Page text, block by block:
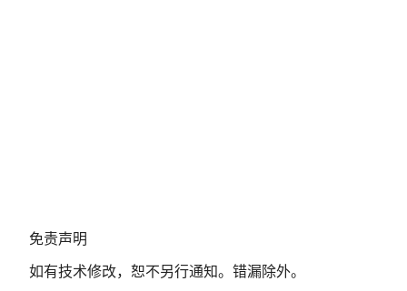
免
声
免责声明
如有技术修改，恕不另行通知。错漏除外。